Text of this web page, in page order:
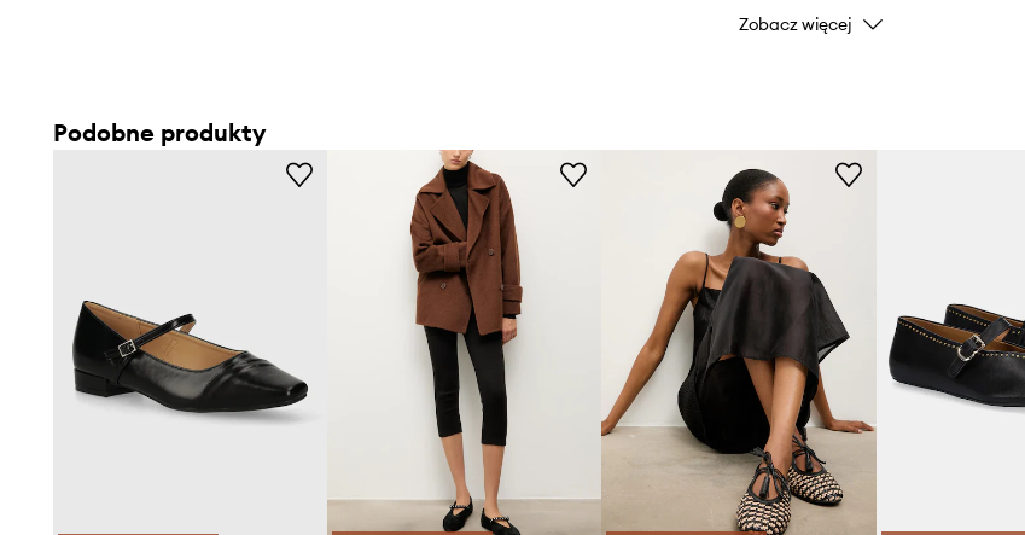
Zobacz więcej
Podobne produkty